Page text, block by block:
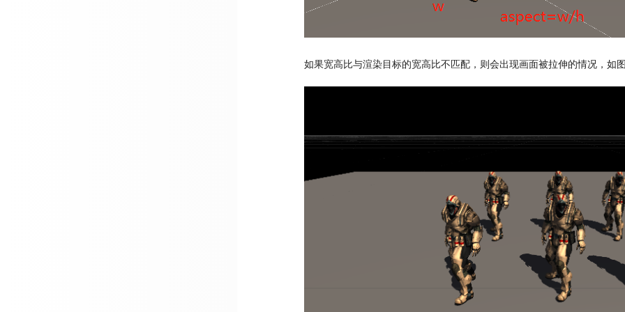
如果宽高比与渲染目标的宽高比不匹配，则会出现画面被拉伸的情况，如